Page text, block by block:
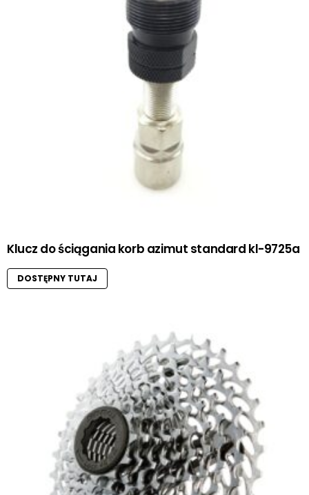
Klucz do ściągania korb azimut standard kl-9725a
DOSTĘPNY TUTAJ